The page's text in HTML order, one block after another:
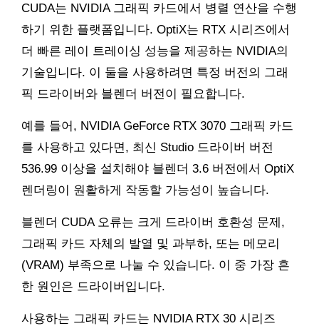
CUDA는 NVIDIA 그래픽 카드에서 병렬 연산을 수행
하기 위한 플랫폼입니다. OptiX는 RTX 시리즈에서
더 빠른 레이 트레이싱 성능을 제공하는 NVIDIA의
기술입니다. 이 둘을 사용하려면 특정 버전의 그래
픽 드라이버와 블렌더 버전이 필요합니다.
예를 들어, NVIDIA GeForce RTX 3070 그래픽 카드
를 사용하고 있다면, 최신 Studio 드라이버 버전
536.99 이상을 설치해야 블렌더 3.6 버전에서 OptiX
렌더링이 원활하게 작동할 가능성이 높습니다.
블렌더 CUDA 오류는 크게 드라이버 호환성 문제,
그래픽 카드 자체의 발열 및 과부하, 또는 메모리
(VRAM) 부족으로 나눌 수 있습니다. 이 중 가장 흔
한 원인은 드라이버입니다.
사용하는 그래픽 카드는 NVIDIA RTX 30 시리즈